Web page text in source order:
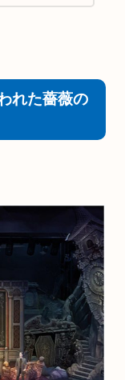
ターテイメントを集
れた薔薇の